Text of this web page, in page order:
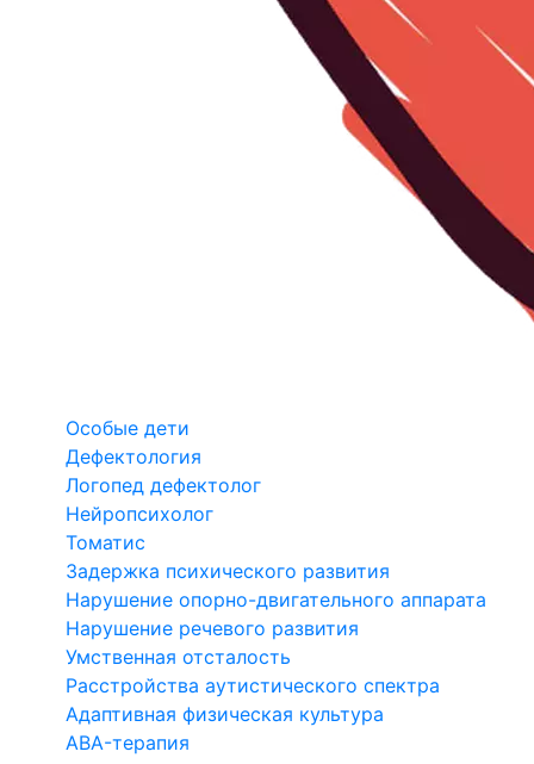
Особые дети
Дефектология
Логопед дефектолог
Нейропсихолог
Томатис
Задержка психического развития
Нарушение опорно-двигательного аппарата
Нарушение речевого развития
Умственная отсталость
Расстройства аутистического спектра
Адаптивная физическая культура
ABA-терапия